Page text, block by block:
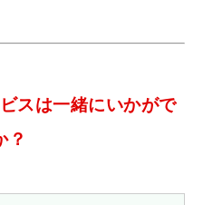
スは一緒にいかがで
？